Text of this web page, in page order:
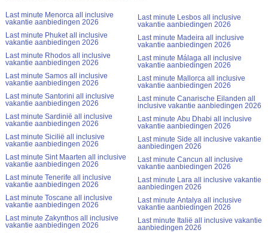
Last minute Menorca all inclusive
vakantie aanbiedingen 2026
Last minute Phuket all inclusive
vakantie aanbiedingen 2026
Last minute Rhodos all inclusive
vakantie aanbiedingen 2026
Last minute Samos all inclusive
vakantie aanbiedingen 2026
Last minute Santorini all inclusive
vakantie aanbiedingen 2026
Last minute Sardinië all inclusive
vakantie aanbiedingen 2026
Last minute Sicilië all inclusive
vakantie aanbiedingen 2026
Last minute Sint Maarten all inclusive
vakantie aanbiedingen 2026
Last minute Tenerife all inclusive
vakantie aanbiedingen 2026
Last minute Toscane all inclusive
vakantie aanbiedingen 2026
Last minute Zakynthos all inclusive
vakantie aanbiedingen 2026
Last minute Lesbos all inclusive
vakantie aanbiedingen 2026
Last minute Madeira all inclusive
vakantie aanbiedingen 2026
Last minute Málaga all inclusive
vakantie aanbiedingen 2026
Last minute Mallorca all inclusive
vakantie aanbiedingen 2026
Last minute Canarische Eilanden all
inclusive vakantie aanbiedingen 2026
Last minute Abu Dhabi all inclusive
vakantie aanbiedingen 2026
Last minute Side all inclusive vakantie
aanbiedingen 2026
Last minute Cancun all inclusive
vakantie aanbiedingen 2026
Last minute Lara all inclusive vakantie
aanbiedingen 2026
Last minute Antalya all inclusive
vakantie aanbiedingen 2026
Last minute Italië all inclusive vakantie
aanbiedingen 2026